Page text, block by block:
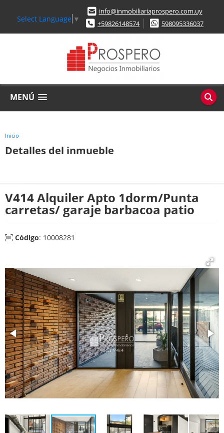
Select Language ▼
info@inmobiliariaprospero.com.uy
+59826148574
598095336037
MENÚ
Inicio
Detalles del inmueble
V414 Alquiler Apto 1dorm/Punta
carretas/ garaje barbacoa patio
Código: 10008281